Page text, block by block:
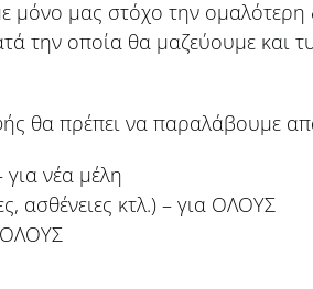
μόνο μας στόχο την
την οποία θα μαζεύουμε και
θα πρέπει να παραλάβουμε
νέα μέλη
ασθένειες κτλ.) – για ΟΛΟΥΣ
ΟΛΟΥΣ